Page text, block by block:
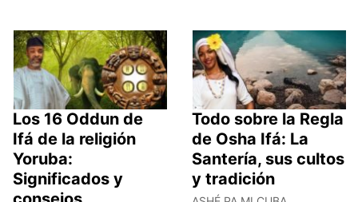
Los 16 Oddun de
Ifá de la religión
Yoruba:
Significados y
Todo sobre la Regla
de Osha Ifá: La
Santería, sus cultos
y tradición